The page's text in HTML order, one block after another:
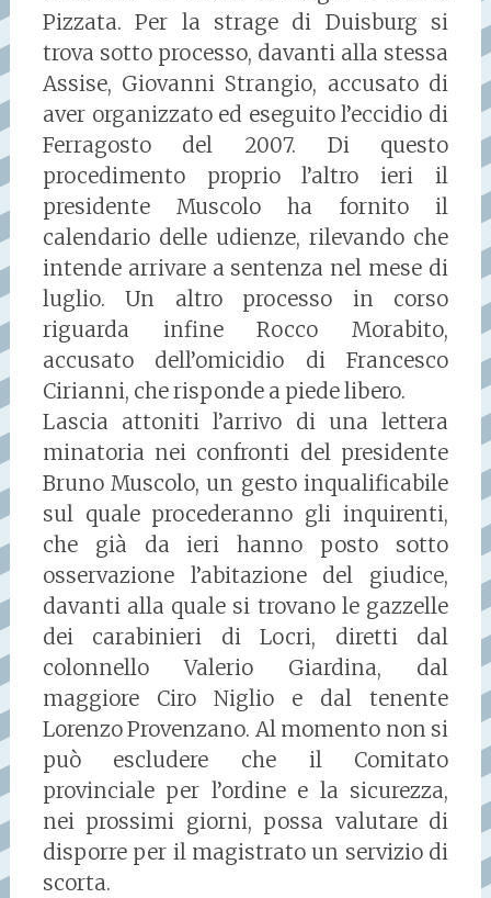
Pizzata. Per la strage di Duisburg si
trova sotto processo, davanti alla stessa
Assise, Giovanni Strangio, accusato di
aver organizzato ed eseguito l’eccidio di
Ferragosto del 2007. Di questo
procedimento proprio l’altro ieri il
presidente Muscolo ha fornito il
calendario delle udienze, rilevando che
intende arrivare a sentenza nel mese di
luglio. Un altro processo in corso
riguarda infine Rocco Morabito,
accusato dell’omicidio di Francesco
Cirianni, che risponde a piede libero.
Lascia attoniti l’arrivo di una lettera
minatoria nei confronti del presidente
Bruno Muscolo, un gesto inqualificabile
sul quale procederanno gli inquirenti,
che già da ieri hanno posto sotto
osservazione l’abitazione del giudice,
davanti alla quale si trovano le gazzelle
dei carabinieri di Locri, diretti dal
colonnello Valerio Giardina, dal
maggiore Ciro Niglio e dal tenente
Lorenzo Provenzano. Al momento non si
può escludere che il Comitato
provinciale per l’ordine e la sicurezza,
nei prossimi giorni, possa valutare di
disporre per il magistrato un servizio di
scorta.